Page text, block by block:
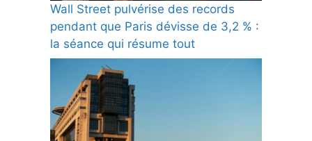
Wall Street pulvérise des records
pendant que Paris dévisse de 3,2 % :
la séance qui résume tout